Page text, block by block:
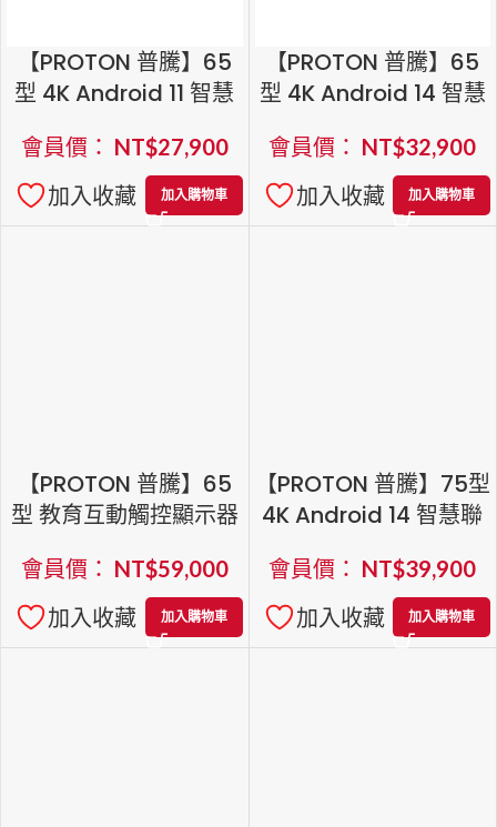
【PROTON 普騰】65
型 4K Android 11 智慧
會員價： NT$27,900
加入收藏
加入購物車
【PROTON 普騰】65
型 4K Android 14 智慧
會員價： NT$32,900
加入收藏
加入購物車
【PROTON 普騰】65
型 教育互動觸控顯示器
會員價： NT$59,000
加入收藏
加入購物車
【PROTON 普騰】75型
4K Android 14 智慧聯
會員價： NT$39,900
加入收藏
加入購物車